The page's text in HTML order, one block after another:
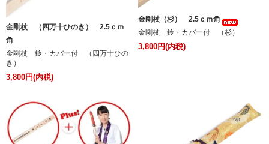
金剛杖 （四万十ひのき） 2.5ｃｍ
角
金剛杖 鈴・カバー付 （四万十ひの
き）
3,800円(内税)
金剛杖（杉） 2.5ｃｍ角
金剛杖 鈴・カバー付 （杉）
3,800円(内税)